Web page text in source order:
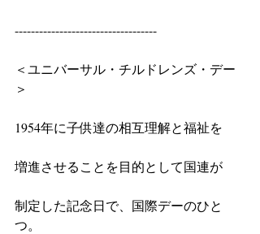
-----------------------------------
＜ユニバーサル・チルドレンズ・デー
＞
1954年に子供達の相互理解と福祉を
増進させることを目的として国連が
制定した記念日で、国際デーのひと
つ。